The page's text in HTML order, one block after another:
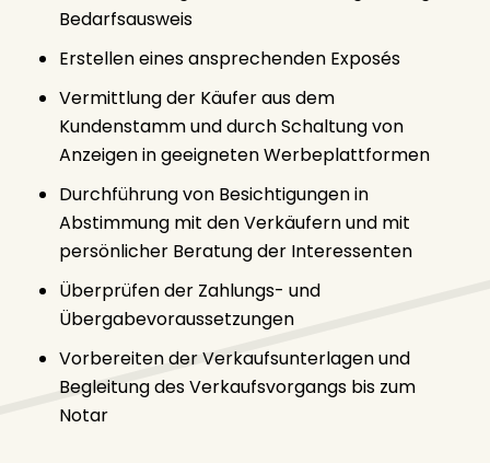
Bedarfsausweis
Erstellen eines ansprechenden Exposés
Vermittlung der Käufer aus dem
Kundenstamm und durch Schaltung von
Anzeigen in geeigneten Werbeplattformen
Durchführung von Besichtigungen in
Abstimmung mit den Verkäufern und mit
persönlicher Beratung der Interessenten
Überprüfen der Zahlungs- und
Übergabevoraussetzungen
Vorbereiten der Verkaufsunterlagen und
Begleitung des Verkaufsvorgangs bis zum
Notar